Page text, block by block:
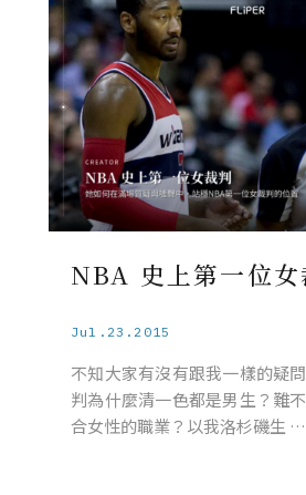
NBA 史上第一位女
Jul.23.2015
不知大家有沒有跟我一樣的疑
判為什麼清一色都是男生？難
合女性的職業？以我洛杉磯生